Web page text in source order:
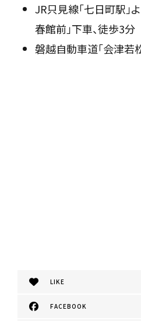
JR只見線「七日町駅」
春館前」下車、徒歩3分
磐越自動車道「会津若
LIKE
FACEBOOK